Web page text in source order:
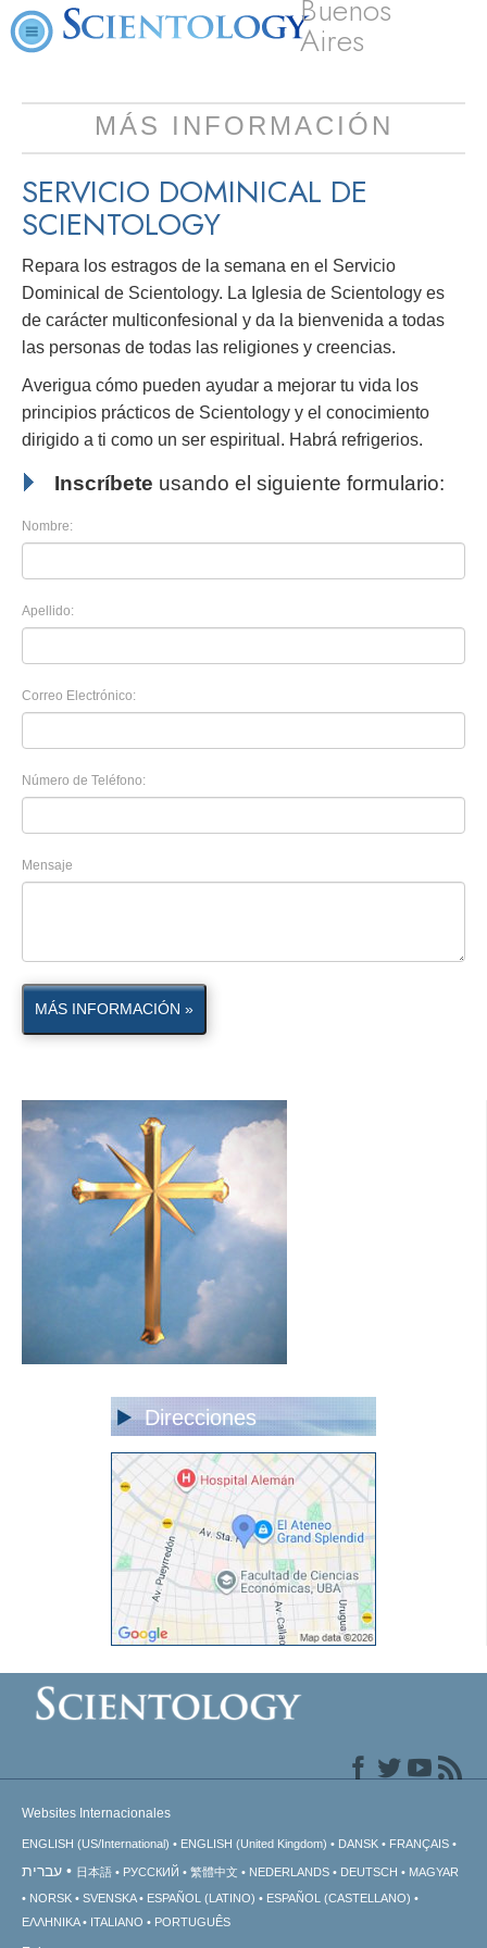
Buenos
Aires
MÁS INFORMACIÓN
SERVICIO DOMINICAL DE
SCIENTOLOGY
Repara los estragos de la semana en el Servicio
Dominical de Scientology. La Iglesia de Scientology es
de carácter multiconfesional y da la bienvenida a todas
las personas de todas las religiones y creencias.
Averigua cómo pueden ayudar a mejorar tu vida los
principios prácticos de Scientology y el conocimiento
dirigido a ti como un ser espiritual. Habrá refrigerios.
Inscríbete usando el siguiente formulario:
Nombre:
Apellido:
Correo Electrónico:
Número de Teléfono:
Mensaje
MÁS INFORMACIÓN »
Direcciones
Websites Internacionales
ENGLISH (US/International) ENGLISH (United Kingdom) DANSK FRANÇAIS
עברית 日本語 РУССКИЙ 繁體中文 NEDERLANDS DEUTSCH
MAGYAR
NORSK
SVENSKA ESPAÑOL (LATINO)
ESPAÑOL (CASTELLANO)
ΕΛΛΗΝΙΚA
ITALIANO PORTUGUÊS